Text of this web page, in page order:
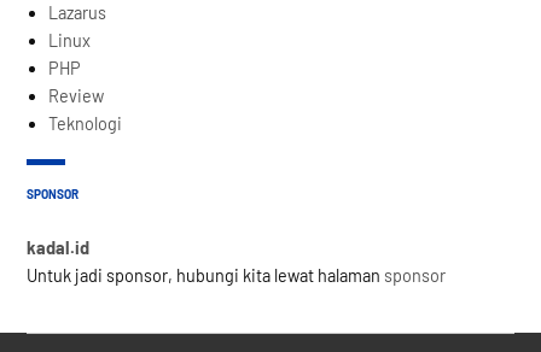
Lazarus
Linux
PHP
Review
Teknologi
SPONSOR
kadal.id
Untuk jadi sponsor, hubungi kita lewat halaman sponsor